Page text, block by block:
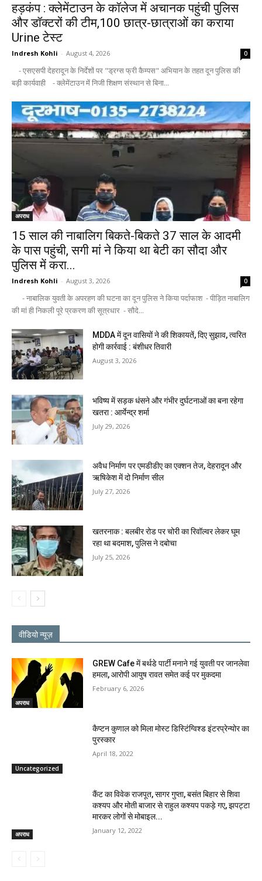
हड़कंप : क्लेमेंटाउन के कॉलेज में अचानक पहुंची पुलिस
और डॉक्टरों की टीम,100 छात्र-छात्राओं का कराया
Urine टेस्ट
Indresh Kohli - August 4, 2026 0
- एसएसपी देहरादून के निर्देशों पर "ड्रग्स फ्री कैम्पस" अभियान के तहत दून पुलिस की
बड़ी कार्यवाही - क्लेमेंटाउन में निजी शिक्षण संस्थान से बिना...
अपराध
15 साल की नाबालिग बिकते-बिकते 37 साल के आदमी
के पास पहुंची, सगी मां ने किया था बेटी का सौदा और
पुलिस में करा...
Indresh Kohli - August 3, 2026 0
- नाबालिक युवती के अपरहण की घटना का दून पुलिस ने किया पर्दाफाश - पीड़ित नाबालिग
की मां ही निकली पूरे प्रकरण की सूत्रधार - सौदे...
MDDA में दून वासियों ने की शिकायतें, दिए सुझाव, त्वरित
होगी कार्रवाई : बंशीधर तिवारी
August 3, 2026
भविष्य में सड़क धंसने और गंभीर दुर्घटनाओं का बना रहेगा
खतरा : आर्येन्द्र शर्मा
July 29, 2026
अवैध निर्माण पर एमडीडीए का एक्शन तेज, देहरादून और
ऋषिकेश में दो निर्माण सील
July 27, 2026
खतरनाक : बलबीर रोड पर चोरी का रिवॉल्वर लेकर घूम
रहा था बदमाश, पुलिस ने दबोचा
July 25, 2026
वीडियो न्यूज़
अपराध
GREW Cafe में बर्थडे पार्टी मनाने गई युवती पर जानलेवा
हमला, आरोपी आयुष रावत समेत कई पर मुकदमा
February 6, 2026
Uncategorized
कैप्टन कुणाल को मिला मोस्ट डिस्टिंग्विश्ड इंटरप्रेन्योर का
पुरस्कार
April 18, 2022
अपराध
कैंट का विवेक राजपूत, सागर गुप्ता, बसंत बिहार से शिवा
कश्यप और मोती बाजार से राहुल कश्यप पकड़े गए, झपट्टा
मारकर लोगों से मोबाइल...
January 12, 2022